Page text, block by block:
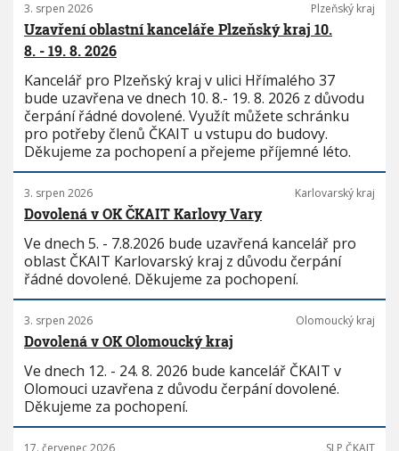
3. srpen 2026 Plzeňský kraj
Uzavření oblastní kanceláře Plzeňský kraj 10.
8. - 19. 8. 2026
Kancelář pro Plzeňský kraj v ulici Hřímalého 37
bude uzavřena ve dnech 10. 8.- 19. 8. 2026 z důvodu
čerpání řádné dovolené. Využít můžete schránku
pro potřeby členů ČKAIT u vstupu do budovy.
Děkujeme za pochopení a přejeme příjemné léto.
3. srpen 2026 Karlovarský kraj
Dovolená v OK ČKAIT Karlovy Vary
Ve dnech 5. - 7.8.2026 bude uzavřená kancelář pro
oblast ČKAIT Karlovarský kraj z důvodu čerpání
řádné dovolené. Děkujeme za pochopení.
3. srpen 2026 Olomoucký kraj
Dovolená v OK Olomoucký kraj
Ve dnech 12. - 24. 8. 2026 bude kancelář ČKAIT v
Olomouci uzavřena z důvodu čerpání dovolené.
Děkujeme za pochopení.